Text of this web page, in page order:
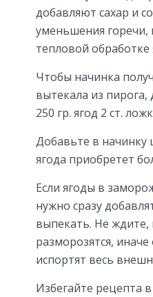
добавляют сахар и
уменьшения
тепловой обработке
Чтобы начинка
вытекала из
250 гр. ягод 2 ст.
Добавьте в начинку
ягода приобретет
Если ягоды в
нужно сразу
выпекать. Не ждите,
разморозятся, иначе
испортят весь
Избегайте рецепта